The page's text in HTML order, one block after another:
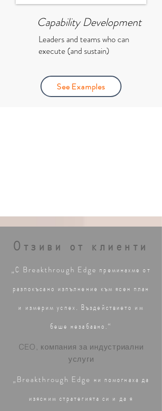
Capability Development
Leaders and teams who can
execute (and sustain)
See Examples
Отзиви от клиенти
„С Breakthrough Edge преминахме от
разпокъсано изпълнение към ясен план
и измерим успех. Въздействието им
беше незабавно.“
CEO, компания за индустриални
услуги
„Breakthrough Edge ни помогнаха да
изясним стратегията си и да я